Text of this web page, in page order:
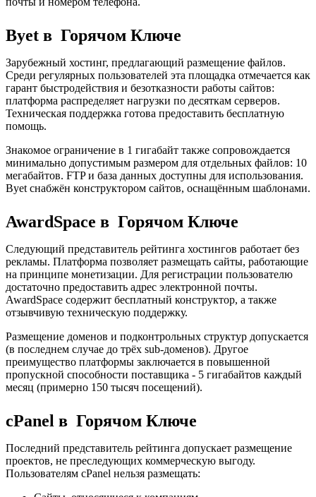
Byet в Горячом Ключе
Зарубежный хостинг, предлагающий размещение файлов.
Среди регулярных пользователей эта площадка отмечается как
гарант быстродействия и безотказности работы сайтов:
платформа распределяет нагрузки по десяткам серверов.
Техническая поддержка готова предоставить бесплатную
помощь.
Знакомое ограничение в 1 гигабайт также сопровождается
минимально допустимым размером для отдельных файлов: 10
мегабайтов. FTP и база данных доступны для использования.
Byet снабжён конструктором сайтов, оснащённым шаблонами.
AwardSpace в Горячом Ключе
Следующий представитель рейтинга хостингов работает без
рекламы. Платформа позволяет размещать сайты, работающие
на принципе монетизации. Для регистрации пользователю
достаточно предоставить адрес электронной почты.
AwardSpace содержит бесплатный конструктор, а также
отзывчивую техническую поддержку.
Размещение доменов и подконтрольных структур допускается
(в последнем случае до трёх sub-доменов). Другое
преимущество платформы заключается в повышенной
пропускной способности поставщика - 5 гигабайтов каждый
месяц (примерно 150 тысяч посещений).
cPanel в Горячом Ключе
Последний представитель рейтинга допускает размещение
проектов, не преследующих коммерческую выгоду.
Пользователям cPanel нельзя размещать: